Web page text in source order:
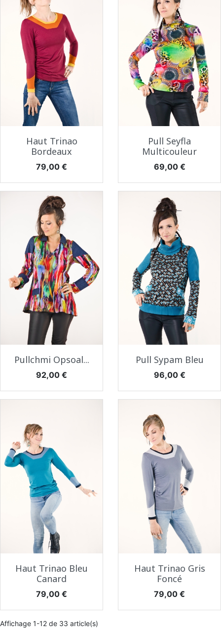
Haut Trinao
Bordeaux
Prix
79,00 €
Pull Seyfla
Multicouleur
Prix
69,00 €
Pullchmi Opsoal...
Prix
92,00 €
Pull Sypam Bleu
Prix
96,00 €
Haut Trinao Bleu
Canard
Prix
79,00 €
Haut Trinao Gris
Foncé
Prix
79,00 €
Affichage 1-12 de 33 article(s)